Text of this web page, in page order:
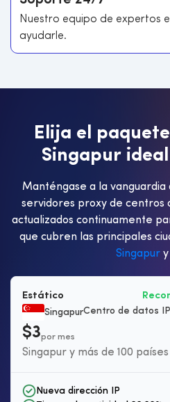
Nuestro equipo de expertos
ayudarle.
Elija el paquete
Singapur ideal
Manténgase a la vanguardia
servidores proxy de centros
actualizados continuamente
que cubren las principales
Singapur
Estático
SingapurCentro de datos
$3por mes
Singapur y más de 100 países
Nueva dirección IP